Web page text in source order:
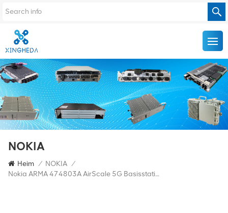
NOKIA
Heim / NOKIA /
Nokia ARMA 474803A AirScale 5G Basisstation RRU